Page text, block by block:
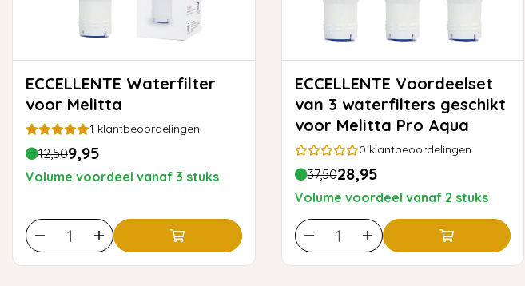
ECCELLENTE Waterfilter
voor Melitta
1 klantbeoordelingen
12,509,95
Volume voordeel vanaf 3 stuks
ECCELLENTE Voordeelset
van 3 waterfilters geschikt
voor Melitta Pro Aqua
0 klantbeoordelingen
37,5028,95
Volume voordeel vanaf 2 stuks